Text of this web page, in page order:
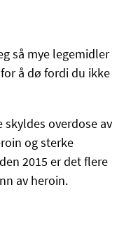
så mye legemidler
å dø fordi du ikke
skyldes overdose av
og sterke
2015 er det flere
av heroin.